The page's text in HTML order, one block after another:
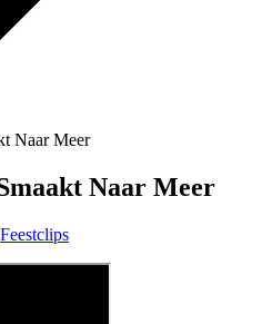
Naar Meer
Naar Meer
Feestclips